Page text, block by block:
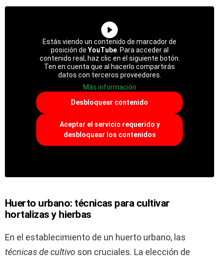
Estás viendo un contenido de marcador de
posición de YouTube. Para acceder al
contenido real, haz clic en el siguiente botón.
Ten en cuenta que al hacerlo compartirás
datos con terceros proveedores.
Más información
Desbloquear contenido
Aceptar el servicio requerido y
desbloquear los contenidos
Huerto urbano: técnicas para cultivar
hortalizas y hierbas
En el establecimiento de un huerto urbano, las
técnicas de cultivo son cruciales. La elección de